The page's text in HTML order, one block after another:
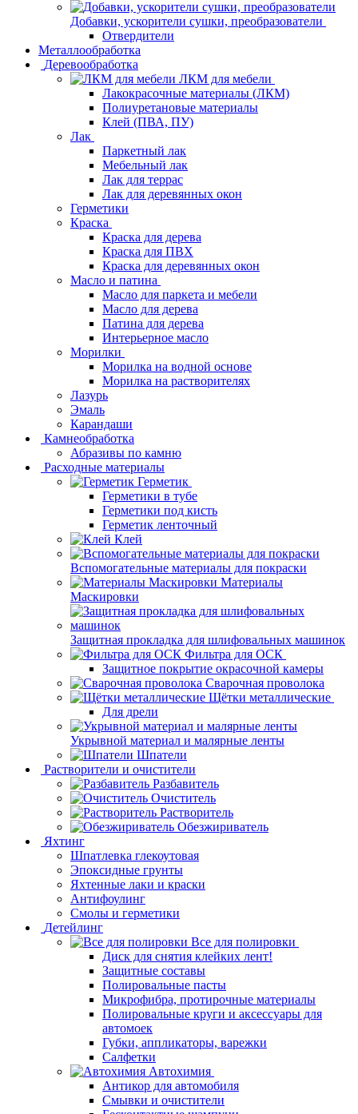
Добавки, ускорители сушки, преобразователи
Отвердители
Металлообработка
Деревообработка
ЛКМ для мебели
Лакокрасочные материалы (ЛКМ)
Полиуретановые материалы
Клей (ПВА, ПУ)
Лак
Паркетный лак
Мебельный лак
Лак для террас
Лак для деревянных окон
Герметики
Краска
Краска для дерева
Краска для ПВХ
Краска для деревянных окон
Масло и патина
Масло для паркета и мебели
Масло для дерева
Патина для дерева
Интерьерное масло
Морилки
Морилка на водной основе
Морилка на растворителях
Лазурь
Эмаль
Карандаши
Камнеобработка
Абразивы по камню
Расходные материалы
Герметик
Герметики в тубе
Герметики под кисть
Герметик ленточный
Клей
Вспомогательные материалы для покраски
Материалы
Маскировки
Защитная прокладка для шлифовальных машинок
Фильтра для ОСК
Защитное покрытие окрасочной камеры
Сварочная проволока
Щётки металлические
Для дрели
Укрывной материал и малярные ленты
Шпатели
Растворители и очистители
Разбавитель
Очиститель
Растворитель
Обезжириватель
Яхтинг
Шпатлевка глекоутовая
Эпоксидные грунты
Яхтенные лаки и краски
Антифоулинг
Смолы и герметики
Детейлинг
Все для полировки
Диск для снятия клейких лент!
Защитные составы
Полировальные пасты
Микрофибра, протирочные материалы
Полировальные круги и аксессуары для
автомоек
Губки, аппликаторы, варежки
Салфетки
Автохимия
Антикор для автомобиля
Смывки и очистители